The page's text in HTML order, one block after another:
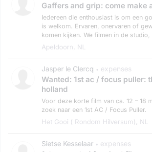
Gaffers and grip: come make
Iedereen die enthousiast is om een
is welkom. Ervaren, onervaren of
komen kijken. We filmen in de studio,
Apeldoorn, NL
Jasper le Clercq • expenses
Wanted: 1st ac / focus puller:
holland
Voor deze korte film van ca. 12 – 18
zoek naar een 1st AC / Focus Puller.
Het Gooi ( Rondom Hilversum), NL
Sietse Kesselaar • expenses